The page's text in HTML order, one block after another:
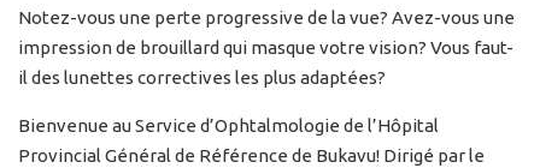
Notez-vous une perte progressive de la vue? Avez-vous une
impression de brouillard qui masque votre vision? Vous faut-
il des lunettes correctives les plus adaptées?
Bienvenue au Service d’Ophtalmologie de l’Hôpital
Provincial Général de Référence de Bukavu! Dirigé par le